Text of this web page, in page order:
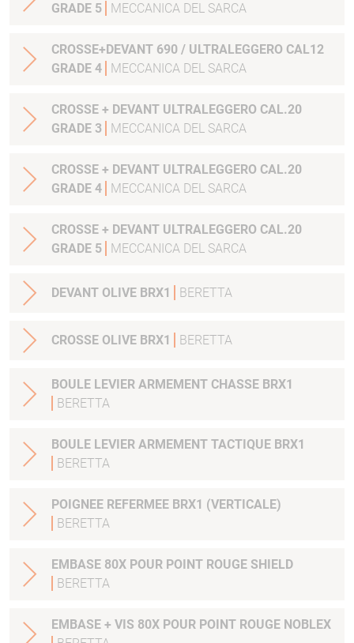
GRADE 5
MECCANICA DEL SARCA
CROSSE+DEVANT 690 / ULTRALEGGERO CAL12
GRADE 4
MECCANICA DEL SARCA
CROSSE + DEVANT ULTRALEGGERO CAL.20
GRADE 3
MECCANICA DEL SARCA
CROSSE + DEVANT ULTRALEGGERO CAL.20
GRADE 4
MECCANICA DEL SARCA
CROSSE + DEVANT ULTRALEGGERO CAL.20
GRADE 5
MECCANICA DEL SARCA
DEVANT OLIVE BRX1 BERETTA
CROSSE OLIVE BRX1 BERETTA
BOULE LEVIER ARMEMENT CHASSE BRX1
BERETTA
BOULE LEVIER ARMEMENT TACTIQUE BRX1
BERETTA
POIGNEE REFERMEE BRX1 (VERTICALE)
BERETTA
EMBASE 80X POUR POINT ROUGE SHIELD
BERETTA
EMBASE + VIS 80X POUR POINT ROUGE NOBLEX